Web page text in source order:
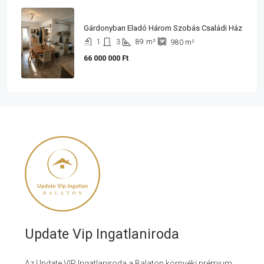
Gárdonyban Eladó Három Szobás Családi Ház
1 3 89 m² 980 m²
66 000 000 Ft
Update Vip Ingatlaniroda